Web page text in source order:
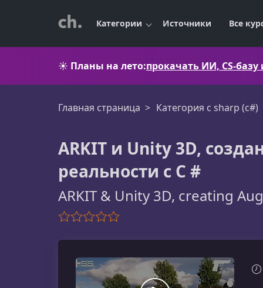
Категории Источники Все
☀️ Планы на лето:прокачать ИИ, CS-
Главная страница Категория c sharp (c#)
ARKIT и Unity 3D,
реальности с C #
ARKIT & Unity 3D, creating